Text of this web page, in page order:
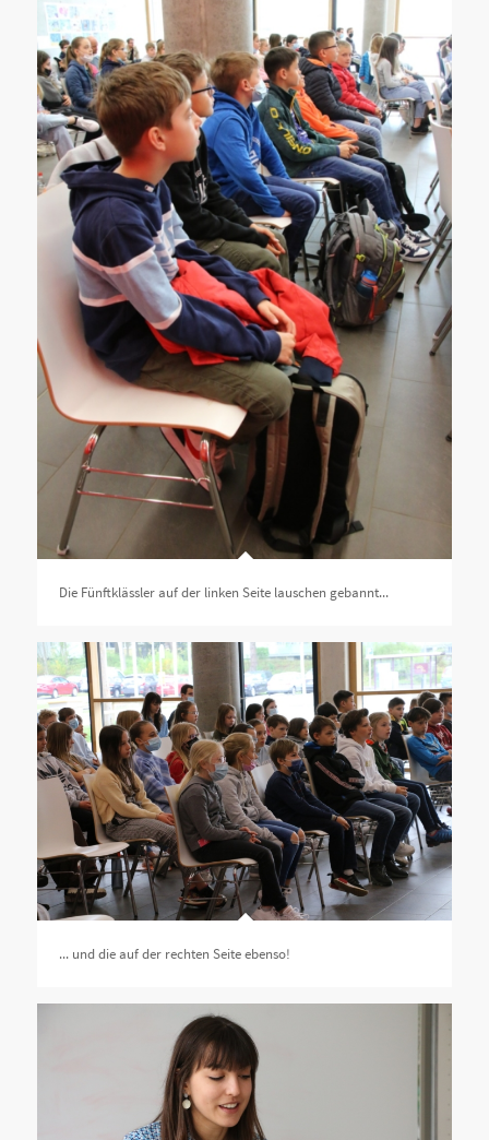
Die Fünftklässler auf der linken Seite lauschen gebannt...
... und die auf der rechten Seite ebenso!